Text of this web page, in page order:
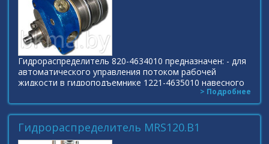
Гидрораспределитель 820-4634010 предназначен: - для
автоматического управления потоком рабочей
жидкости в гидроподъемнике 1221-4635010 навесного
устройства тракторов «БЕЛАРУСЬ» серий 800/900, 1000
> Подробнее
Гидрораспределитель MRS120.B1